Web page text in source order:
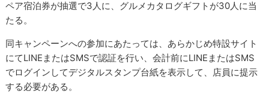
ペア宿泊券が抽選で3人に、グルメカタログギフトが30人に当
たる。
同キャンペーンへの参加にあたっては、あらかじめ特設サイト
にてLINEまたはSMSで認証を行い、会計前にLINEまたはSMS
でログインしてデジタルスタンプ台紙を表示して、店員に提示
する必要がある。